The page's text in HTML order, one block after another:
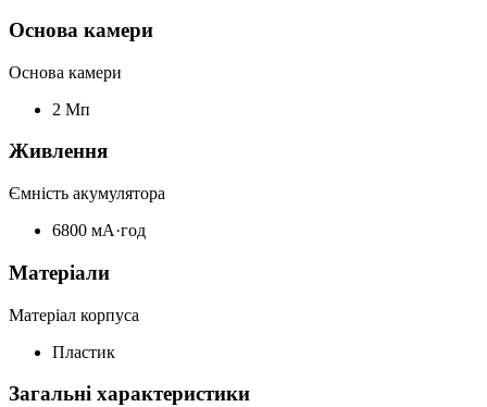
Основа камери
Основа камери
2 Мп
Живлення
Ємність акумулятора
6800 мА·год
Матеріали
Матеріал корпуса
Пластик
Загальні характеристики